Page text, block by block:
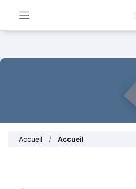
Accueil Accueil